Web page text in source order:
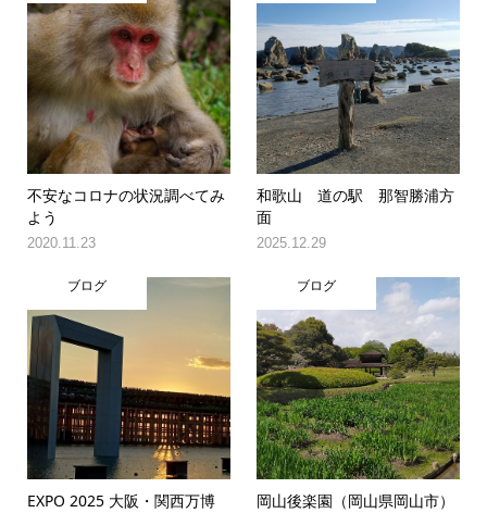
不安なコロナの状況調べてみ
よう
2020.11.23
和歌山 道の駅 那智勝浦方
面
2025.12.29
ブログ
EXPO 2025 大阪・関西万博
ブログ
岡山後楽園（岡山県岡山市）